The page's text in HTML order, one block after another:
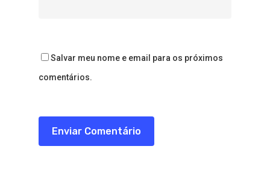
Salvar meu nome e email para os próximos
comentários.